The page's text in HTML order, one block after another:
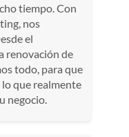
tiempo. Con
nos
el
renovación de
todo, para que
que realmente
negocio.